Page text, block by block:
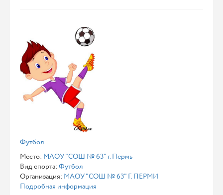
Футбол
Место: МАОУ "СОШ № 63" г. Пермь
Вид спорта: Футбол
Организация: МАОУ "СОШ № 63" Г. ПЕРМИ
Подробная информация